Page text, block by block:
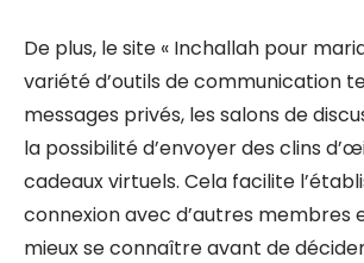
De plus, le site « Inchallah pour
variété d’outils de communication
messages privés, les salons de
la possibilité d’envoyer des clins
cadeaux virtuels. Cela facilite
connexion avec d’autres membres
mieux se connaître avant de